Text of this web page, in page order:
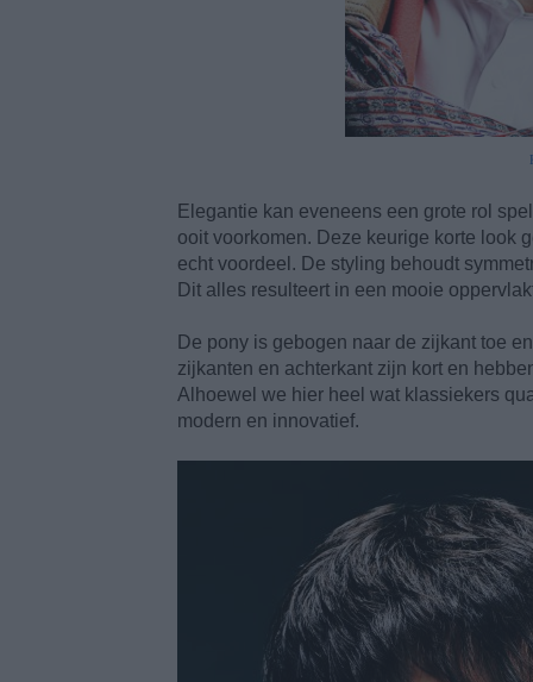
Elegantie kan eveneens een grote rol
ooit voorkomen. Deze keurige korte look
echt voordeel. De styling behoudt
Dit alles resulteert in een mooie
De pony is gebogen naar de zijkant toe
zijkanten en achterkant zijn kort en
Alhoewel we hier heel wat klassiekers
modern en innovatief.